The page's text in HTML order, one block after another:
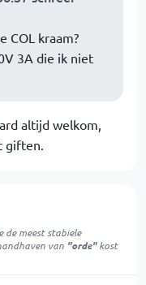
COL kraam?
3A die ik niet
altijd welkom,
giften.
de meest stabiele
van "orde"kost